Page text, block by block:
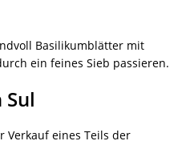
Basilikumblätter mit
ein feines Sieb passieren.
Verkauf eines Teils der